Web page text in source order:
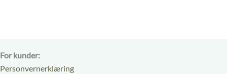
For kunder:
Personvernerklæring